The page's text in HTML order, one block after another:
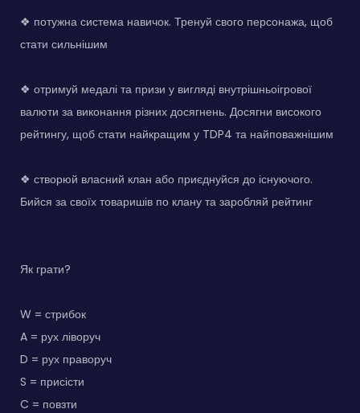
❖ потужна система навичок. Тренуй свого персонажа, щоб
стати сильнішим
❖ отримуй медалі та призи у вигляді внутрішньоігрової
валюти за виконання різних досягнень. Досягни високого
рейтингу, щоб стати найкращим у TDP4 та найповажнішим
❖ створюй власний клан або приєднуйся до існуючого.
Бийся за своїх товаришів по клану та заробляй рейтинг
Як грати?
W = стрибок
A = рух ліворуч
D = рух праворуч
S = присісти
C = повзти